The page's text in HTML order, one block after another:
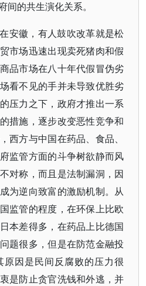
间的共生演化关系。
安徽，有人鼓吹改革就是松
市场迅速出现卖死猪肉和假
品市场在八十年代假冒伪劣
看不见的手并未导致优胜劣
压力之下，政府才推出一系
措施，逐步改变恶性竞争和
西方与中国在药品、食品、
监管方面的斗争树欲静而风
对称，而且是法制漏洞，因
为逆向致富的激励机制。从
监管的程度，在环保上比欧
本差得多，在药品上比德国
题很多，但是在防范金融投
因是民间反腐败的压力很
是防止贪官洗钱和外逃，并